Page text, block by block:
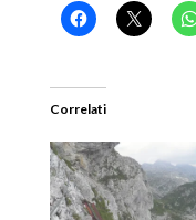
Correlati